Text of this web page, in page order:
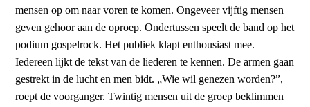
mensen op om naar voren te komen. Ongeveer vijftig mensen
geven gehoor aan de oproep. Ondertussen speelt de band op het
podium gospelrock. Het publiek klapt enthousiast mee.
Iedereen lijkt de tekst van de liederen te kennen. De armen gaan
gestrekt in de lucht en men bidt. „Wie wil genezen worden?”,
roept de voorganger. Twintig mensen uit de groep beklimmen